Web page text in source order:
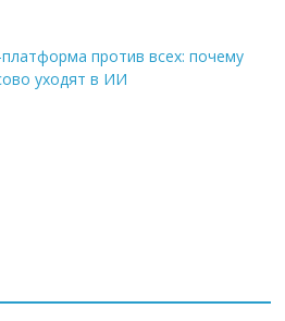
против всех: почему
уходят в ИИ